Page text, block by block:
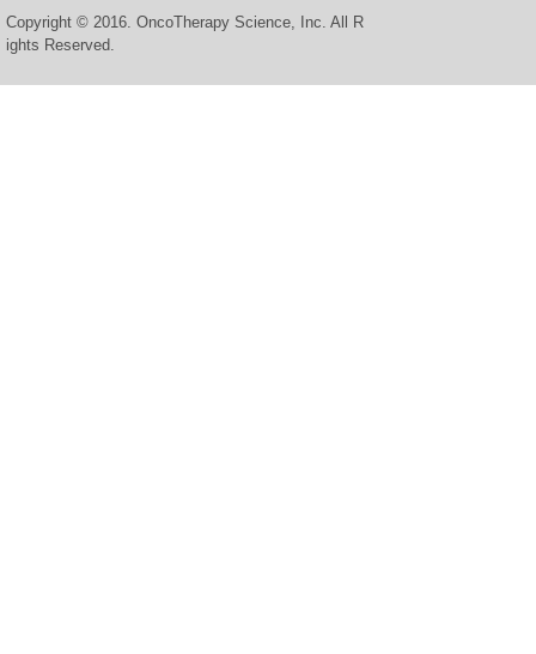
Copyright © 2016. OncoTherapy Science, Inc. All R
ights Reserved.